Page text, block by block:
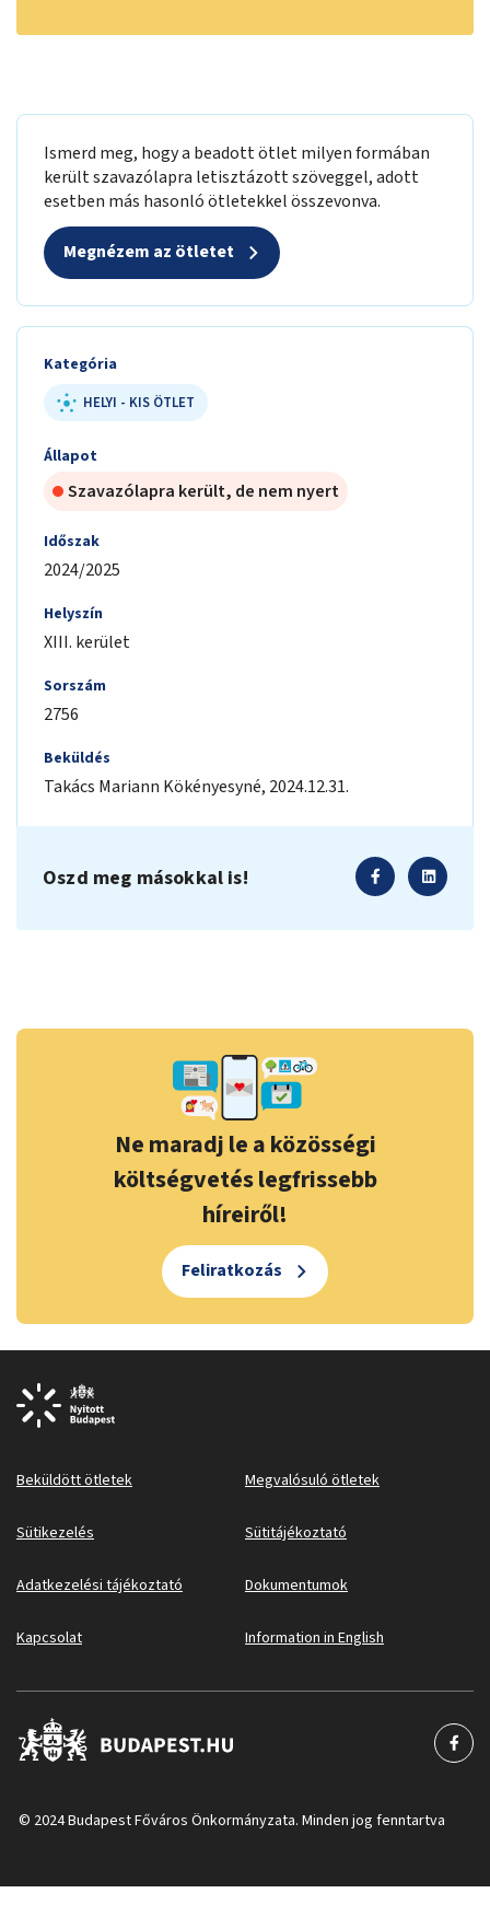
Ismerd meg, hogy a beadott ötlet milyen formában
került szavazólapra letisztázott szöveggel, adott
esetben más hasonló ötletekkel összevonva.
Megnézem az ötletet
Kategória
HELYI - KIS ÖTLET
Állapot
Szavazólapra került, de nem nyert
Időszak
2024/2025
Helyszín
XIII. kerület
Sorszám
2756
Beküldés
Takács Mariann Kökényesyné, 2024.12.31.
Oszd meg másokkal is!
Ne maradj le a közösségi
költségvetés legfrissebb
híreiről!
Feliratkozás
Beküldött ötletek Megvalósuló ötletek
Sütikezelés Sütitájékoztató
Adatkezelési tájékoztató Dokumentumok
Kapcsolat Information in English
© 2024 Budapest Főváros Önkormányzata. Minden jog fenntartva